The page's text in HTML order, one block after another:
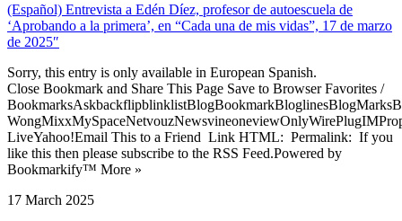
(Español) Entrevista a Edén Díez, profesor de autoescuela de
‘Aprobando a la primera’, en “Cada una de mis vidas”, 17 de marzo
de 2025″
Sorry, this entry is only available in European Spanish.
Close Bookmark and Share This Page Save to Browser Favorites /
LiveYahoo!Email This to a Friend Link HTML: Permalink: If you
like this then please subscribe to the RSS Feed.Powered by
Bookmarkify™ More »
17 March 2025